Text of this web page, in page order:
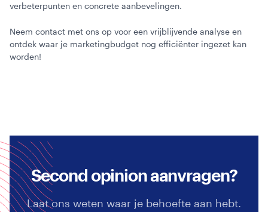
verbeterpunten en concrete aanbevelingen.
Neem contact met ons op voor een vrijblijvende analyse en
ontdek waar je marketingbudget nog efficiënter ingezet kan
worden!
Second opinion aanvragen?
Laat ons weten waar je behoefte aan hebt.